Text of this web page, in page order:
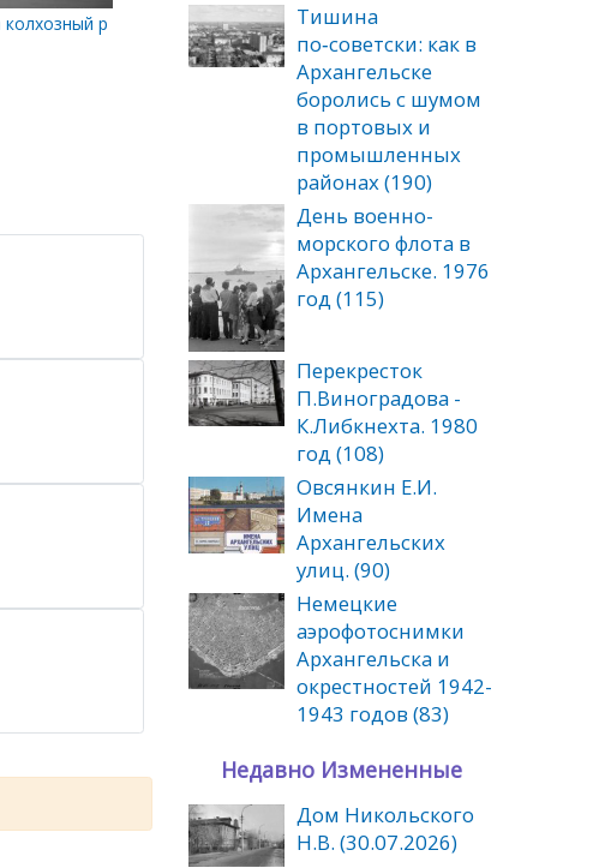
рынок
Тишина
по‑советски: как в
Архангельске
боролись с шумом
в портовых и
промышленных
районах (190)
День военно-
морского флота в
Архангельске. 1976
год (115)
Перекресток
П.Виноградова -
К.Либкнехта. 1980
год (108)
Овсянкин Е.И.
Имена
Архангельских
улиц. (90)
Немецкие
аэрофотоснимки
Архангельска и
окрестностей 1942-
1943 годов (83)
Недавно Измененные
Дом Никольского
Н.В. (30.07.2026)